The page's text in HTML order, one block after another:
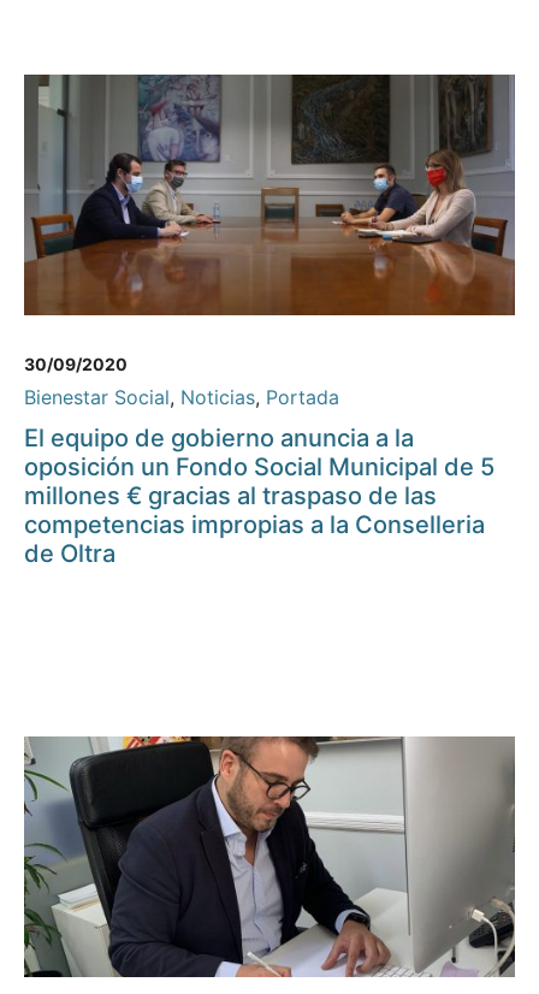
30/09/2020
Bienestar Social, Noticias, Portada
El equipo de gobierno anuncia a la
oposición un Fondo Social Municipal de 5
millones € gracias al traspaso de las
competencias impropias a la Conselleria
de Oltra